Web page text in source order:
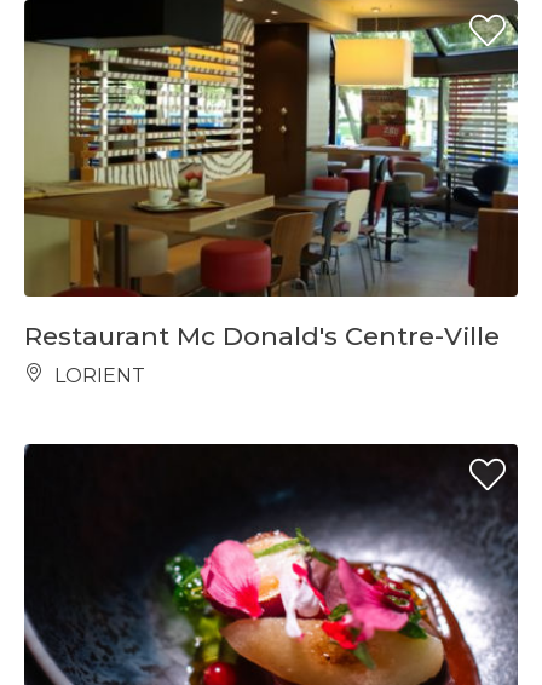
Restaurant Mc Donald's Centre-Ville
LORIENT